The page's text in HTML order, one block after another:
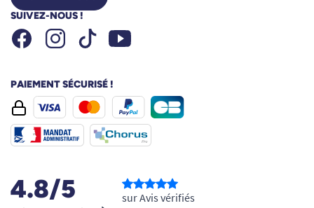
SUIVEZ-NOUS !
FacebookInstagramTiktok Youtube
PAIEMENT SÉCURISÉ !
4.8/5 sur Avis vérifiés